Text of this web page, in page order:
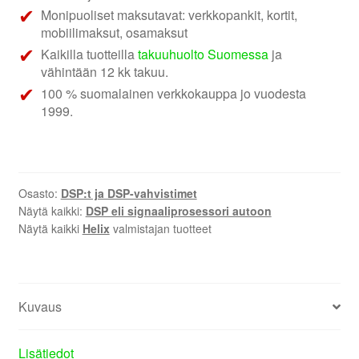
Monipuoliset maksutavat: verkkopankit, kortit,
mobiilimaksut, osamaksut
Kaikilla tuotteillatakuuhuolto Suomessa ja
vähintään 12 kk takuu.
100 % suomalainen verkkokauppa jo vuodesta
1999.
Osasto: DSP:t ja DSP-vahvistimet
Näytä kaikki: DSP eli signaaliprosessori autoon
Näytä kaikki Helix valmistajan tuotteet
Kuvaus
Lisätiedot